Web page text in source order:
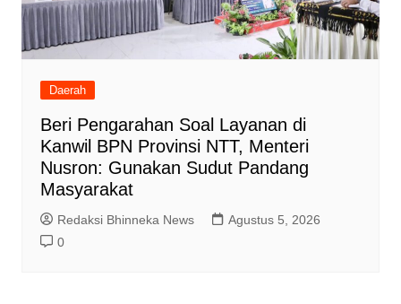
Daerah
Beri Pengarahan Soal Layanan di
Kanwil BPN Provinsi NTT, Menteri
Nusron: Gunakan Sudut Pandang
Masyarakat
Redaksi Bhinneka News
Agustus 5, 2026
0